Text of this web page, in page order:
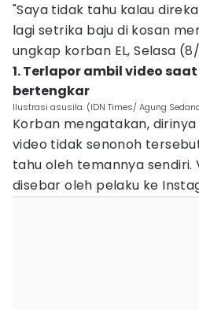
"Saya tidak tahu kalau
lagi setrika baju di kosan
ungkap korban EL, Selasa
1. Terlapor ambil video
bertengkar
Ilustrasi asusila. (IDN Times/ Agung
Korban mengatakan,
video tidak senonoh
tahu oleh temannya sendiri.
disebar oleh pelaku ke